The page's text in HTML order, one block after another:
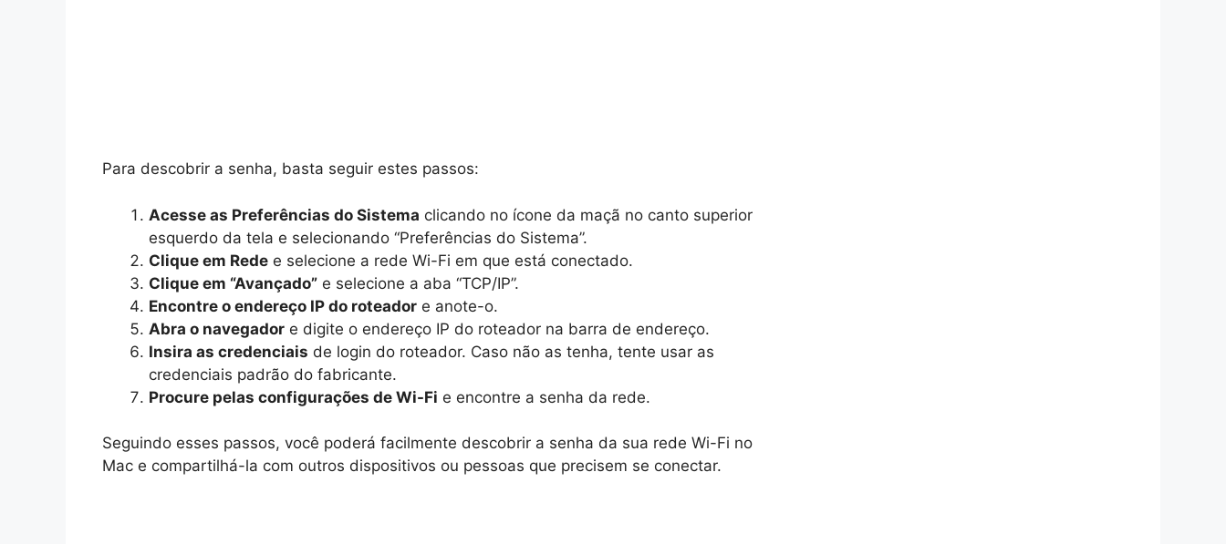
Para descobrir a senha, basta seguir estes passos:
Acesse as Preferências do Sistema clicando no ícone da maçã no canto superior
esquerdo da tela e selecionando “Preferências do Sistema”.
Clique em Rede e selecione a rede Wi-Fi em que está conectado.
Clique em “Avançado” e selecione a aba “TCP/IP”.
Encontre o endereço IP do roteador e anote-o.
Abra o navegador e digite o endereço IP do roteador na barra de endereço.
Insira as credenciais de login do roteador. Caso não as tenha, tente usar as
credenciais padrão do fabricante.
Procure pelas configurações de Wi-Fi e encontre a senha da rede.
Seguindo esses passos, você poderá facilmente descobrir a senha da sua rede Wi-Fi no
Mac e compartilhá-la com outros dispositivos ou pessoas que precisem se conectar.